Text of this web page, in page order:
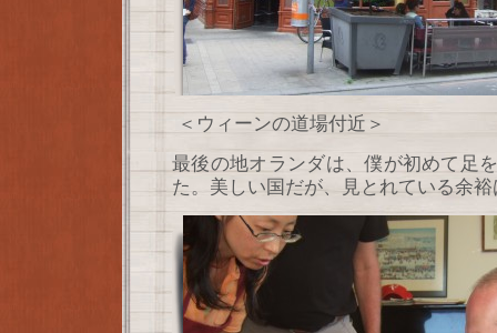
＜ウィーンの道場付近＞
最後の地オランダは、僕が初めて足
た。美しい国だが、見とれている余